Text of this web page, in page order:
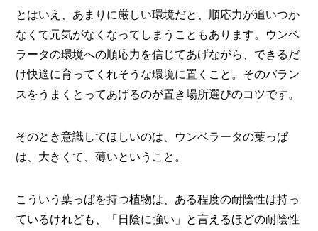
とはいえ、あまりに厳しい環境だと、順応力が追いつか
なくて元気がなくなってしまうこともあります。ウンベ
ラータの環境への順応力を信じてあげながら、できるだ
け快適に育ってくれそうな環境に置くこと。そのバラン
スをうまくとってあげるのが置き場所選びのコツです。
そのとき意識してほしいのは、ウンベラータの葉っぱ
は、大きくて、薄いということ。
こういう葉っぱを持つ植物は、ある程度の耐陰性は持っ
ているけれども、「日陰に強い」と言えるほどの耐陰性